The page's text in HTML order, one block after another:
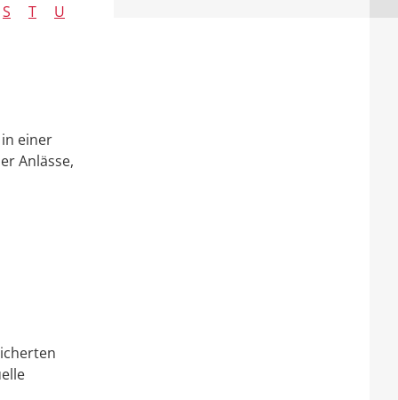
S T U
einer
Anlässe,